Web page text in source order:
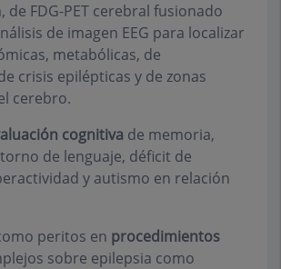
de FDG-PET cerebral fusionado
de imagen EEG para localizar
metabólicas, de
crisis epilépticas y de zonas
cerebro.
cognitiva de memoria,
de lenguaje, déficit de
y autismo en relación
peritos en procedimientos
sobre epilepsia como